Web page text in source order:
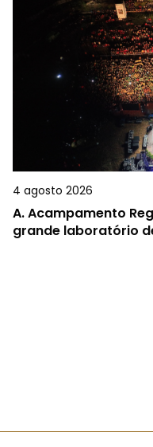
4 agosto 2026
A.Acampamento
grande laboratório